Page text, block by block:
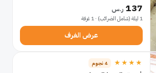
137 ر.س
1 ليلة (شامل الضرائب) · 1 غرفة
عرض الغرف
★★★★ 4 نجوم